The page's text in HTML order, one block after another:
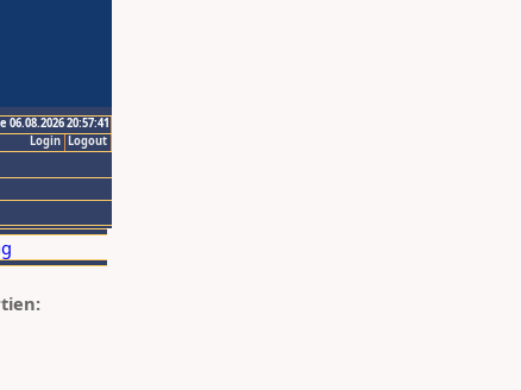
06.08.2026 20:57:41
Logout
Login